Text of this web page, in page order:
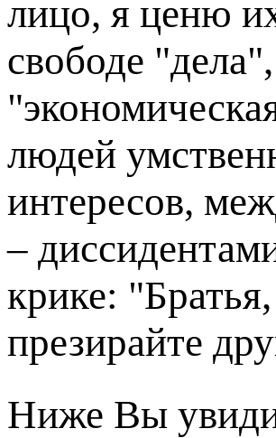
лицо, я ценю
свободе
людей
интересов,
–
крике:
презирайте
Ниже Вы